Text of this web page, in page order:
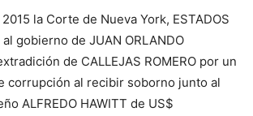
la Corte de Nueva York, ESTADOS
gobierno de JUAN ORLANDO
de CALLEJAS ROMERO por un
corrupción al recibir soborno junto al
ALFREDO HAWITT de US$